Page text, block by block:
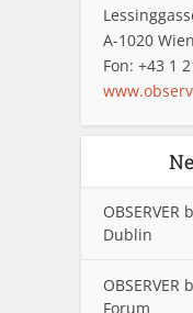
A-1020 Wien
Fon: +43 1
Dublin
Forum